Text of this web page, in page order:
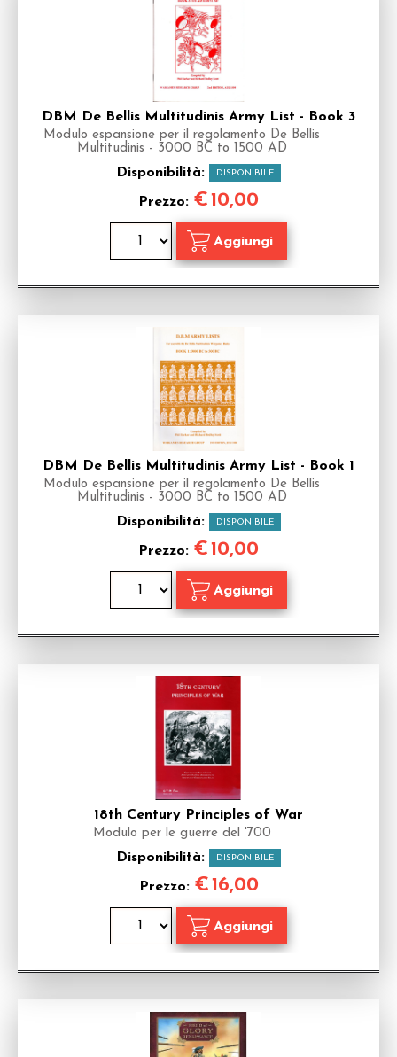
DBM De Bellis Multitudinis Army List - Book 3
Modulo espansione per il regolamento De Bellis
Multitudinis - 3000 BC to 1500 AD
Disponibilità: DISPONIBILE
Prezzo: €10,00
DBM De Bellis Multitudinis Army List - Book 1
Modulo espansione per il regolamento De Bellis
Multitudinis - 3000 BC to 1500 AD
Disponibilità: DISPONIBILE
Prezzo: €10,00
18th Century Principles of War
Modulo per le guerre del '700
Disponibilità: DISPONIBILE
Prezzo: €16,00